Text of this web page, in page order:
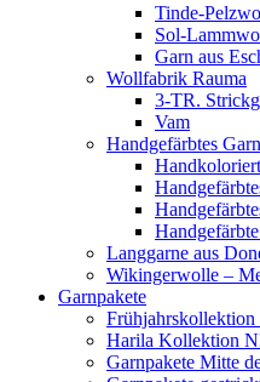
Tinde-
Sol-
Garn aus
Wollfabrik Rauma
3-TR.
Vam
Handgefärbtes Garn
Langgarne aus
Wikingerwolle –
Garnpakete
Harila Kollektion
Garnpakete Mitte